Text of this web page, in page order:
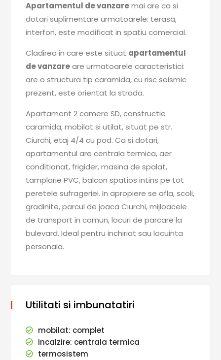
Apartamentul de vanzaremai are ca si
dotari suplimentare urmatoarele: terasa,
interfon, este modificat in spatiu comercial.
Cladirea in care este situat apartamentul
de vanzareare urmatoarele caracteristici:
are o structura tip caramida, cu risc seismic
prezent, este orientat la strada.
Apartament 2 camere SD, constructie
caramida, mobilat si utilat, situat pe str.
Ciurchi, etaj 4/4 cu pod. Ca si dotari,
apartamentul are centrala termica, aer
conditionat, frigider, masina de spalat,
tamplarie PVC, balcon spatios intins pe tot
peretele sufrageriei. In apropiere se afla, scoli,
gradinite, parcul de joaca Ciurchi, mijloacele
de transport in comun, locuri de parcare la
bulevard. Ideal pentru inchiriat sau locuinta
personala.
Utilitati si imbunatatiri
mobilat: complet
incalzire: centrala termica
termosistem